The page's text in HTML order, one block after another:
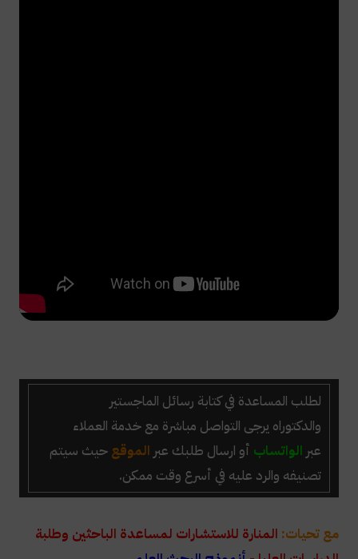
لطلب المساعدة في كتابة رسائل الماجستير
والدكتوراه يرجى التواصل مباشرة مع خدمة العملاء
عبر الواتساب أو ارسال طلبك عبر الموقع حيث سيتم
تصنيفه والرد عليه في أسرع وقت ممكن.
مع تحيات: المنارة للاستشارات لمساعدة الباحثين وطلبة